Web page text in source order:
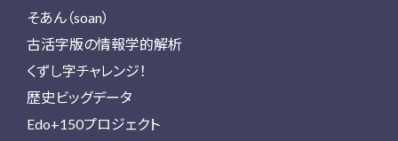
そあん（soan）
古活字版の情報学的解析
くずし字チャレンジ！
歴史ビッグデータ
Edo+150プロジェクト